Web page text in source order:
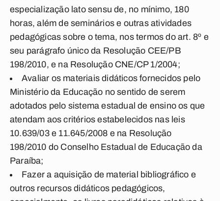
especialização lato sensu de, no mínimo, 180
horas, além de seminários e outras atividades
pedagógicas sobre o tema, nos termos do art. 8º e
seu parágrafo único da Resolução CEE/PB
198/2010, e na Resolução CNE/CP 1/2004;
Avaliar os materiais didáticos fornecidos pelo
Ministério da Educação no sentido de serem
adotados pelo sistema estadual de ensino os que
atendam aos critérios estabelecidos nas leis
10.639/03 e 11.645/2008 e na Resolução
198/2010 do Conselho Estadual de Educação da
Paraíba;
Fazer a aquisição de material bibliográfico e
outros recursos didáticos pedagógicos,